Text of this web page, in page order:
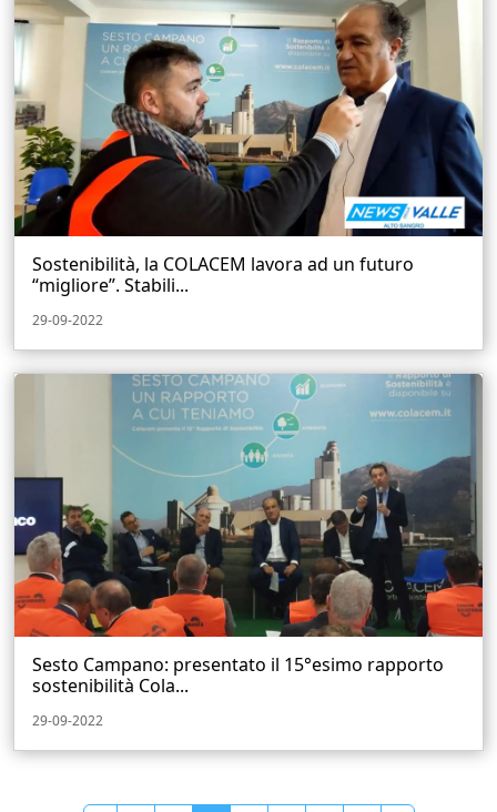
Sostenibilità, la COLACEM lavora ad un futuro
“migliore”. Stabili...
29-09-2022
Sesto Campano: presentato il 15°esimo rapporto
sostenibilità Cola...
29-09-2022